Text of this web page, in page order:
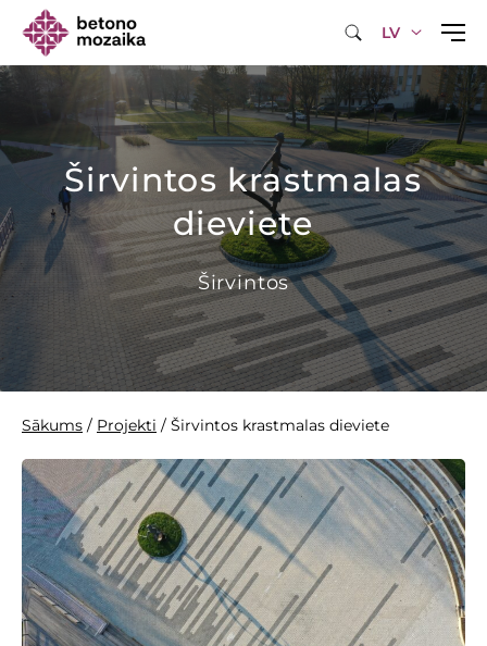
LV
Širvintos krastmalas
dieviete
Širvintos
Sākums / Projekti / Širvintos krastmalas dieviete